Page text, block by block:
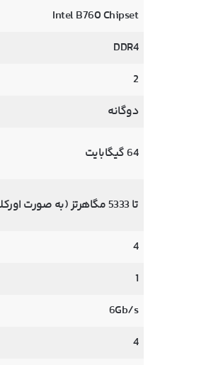
Intel B760 Chipset
DDR4
2
دوگانه
64 گیگابایت
تا 5333 مگاهرتز (به صورت اورکلاک)
4
1
6Gb/s
4